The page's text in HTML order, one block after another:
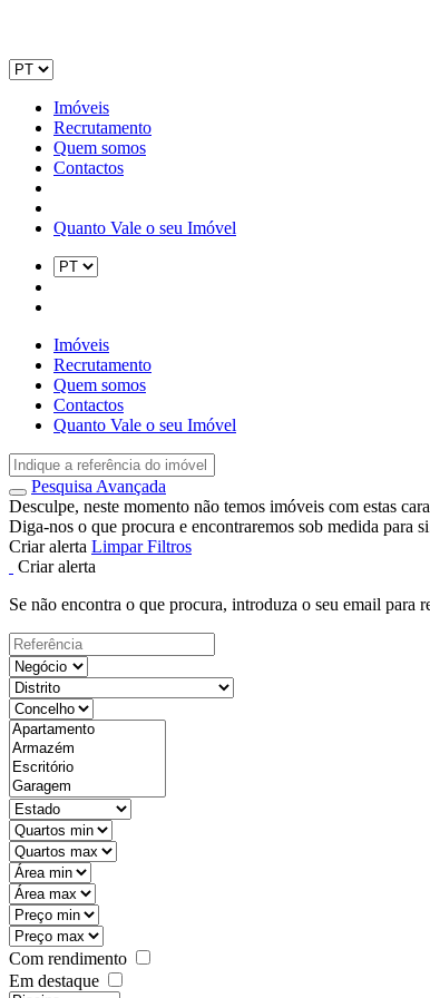
Imóveis
Recrutamento
Quem somos
Contactos
Quanto Vale o seu Imóvel
Imóveis
Recrutamento
Quem somos
Contactos
Quanto Vale o seu Imóvel
Pesquisa Avançada
Desculpe, neste momento não temos imóveis com estas
Diga-nos o que procura e encontraremos sob medida para
Criar alerta Limpar Filtros
Criar alerta
Se não encontra o que procura, introduza o seu email para
Com rendimento
Em destaque